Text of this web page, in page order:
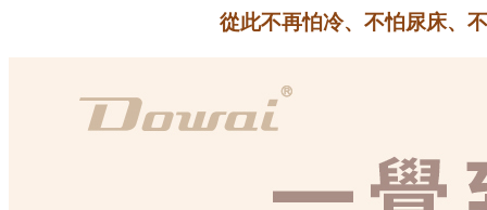
從此不再怕冷、不怕尿床、